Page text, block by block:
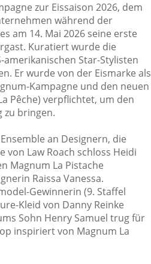
zur Eissaison 2026, dem
während der
am 14. Mai 2026 seine erste
Kuratiert wurde die
amerikanischen Star-Stylisten
Er wurde von der Eismarke als
Kampagne und den neuen
Pêche) verpflichtet, um den
zu bringen.
an Designern, die
von Law Roach schloss Heidi
Magnum La Pistache
Raissa Vanessa.
Gewinnerin (9. Staffel
Kleid von Danny Reinke
Sohn Henry Samuel trug für
inspiriert von Magnum La